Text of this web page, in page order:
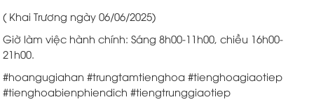
( Khai Trương ngày 06/06/2025)
Giờ làm việc hành chính: Sáng 8h00-11h00, chiều 16h00-
21h00.
#hoangugiahan #trungtamtienghoa #tienghoagiaotiep
#tienghoabienphiendich #tiengtrunggiaotiep